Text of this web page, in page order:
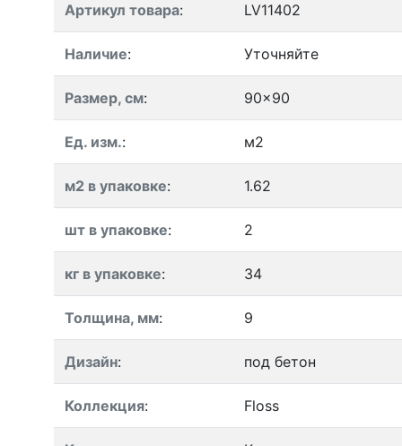
Артикул товара: LV11402
Наличие: Уточняйте
Размер, см: 90x90
Ед. изм.: м2
м2 в упаковке: 1.62
шт в упаковке: 2
кг в упаковке: 34
Толщина, мм: 9
Дизайн: под бетон
Коллекция: Floss